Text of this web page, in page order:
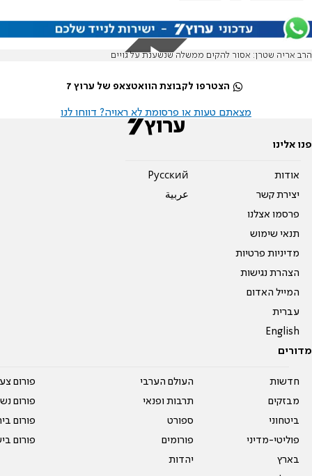
הרב אריה שטרן: אסור להקים ממשלה שנשענת על גויים
הצטרפו לקבוצת הוואטצאפ של ערוץ 7
מצאתם טעות או פרסומת לא ראויה? דווחו לנו
פנו אלינו
אודות
יצירת קשר
פרסמו אצלנו
תנאי שימוש
מדיניות פרטיות
הצהרת נגישות
המייל האדום
עברית
English
Pусский
عربية
מדורים
חדשות
מבזקים
ביטחוני
פוליטי-מדיני
בארץ
העולם הערבי
תרבות ופנאי
ספורט
פורומים
יהדות
פורום
פורום
פורום
פורום